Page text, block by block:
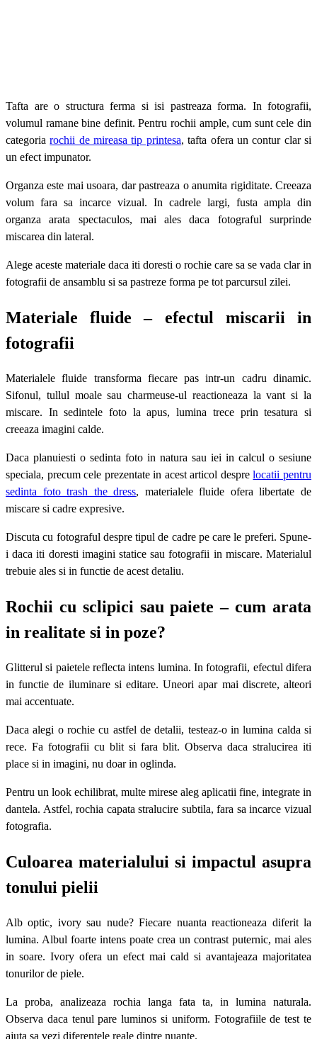
Tafta are o structura ferma si isi pastreaza forma. In fotografii,
volumul ramane bine definit. Pentru rochii ample, cum sunt cele din
categoriarochii de mireasa tip printesa, tafta ofera un contur clar si
un efect impunator.
Organza este mai usoara, dar pastreaza o anumita rigiditate. Creeaza
volum fara sa incarce vizual. In cadrele largi, fusta ampla din
organza arata spectaculos, mai ales daca fotograful surprinde
miscarea din lateral.
Alege aceste materiale daca iti doresti o rochie care sa se vada clar in
fotografii de ansamblu si sa pastreze forma pe tot parcursul zilei.
Materiale fluide – efectul miscarii in
fotografii
Materialele fluide transforma fiecare pas intr-un cadru dinamic.
Sifonul, tullul moale sau charmeuse-ul reactioneaza la vant si la
miscare. In sedintele foto la apus, lumina trece prin tesatura si
creeaza imagini calde.
Daca planuiesti o sedinta foto in natura sau iei in calcul o sesiune
speciala, precum cele prezentate in acest articol desprelocatii pentru
sedinta foto trash the dress, materialele fluide ofera libertate de
miscare si cadre expresive.
Discuta cu fotograful despre tipul de cadre pe care le preferi. Spune-
i daca iti doresti imagini statice sau fotografii in miscare. Materialul
trebuie ales si in functie de acest detaliu.
Rochii cu sclipici sau paiete – cum arata
in realitate si in poze?
Glitterul si paietele reflecta intens lumina. In fotografii, efectul difera
in functie de iluminare si editare. Uneori apar mai discrete, alteori
mai accentuate.
Daca alegi o rochie cu astfel de detalii, testeaz-o in lumina calda si
rece. Fa fotografii cu blit si fara blit. Observa daca stralucirea iti
place si in imagini, nu doar in oglinda.
Pentru un look echilibrat, multe mirese aleg aplicatii fine, integrate in
dantela. Astfel, rochia capata stralucire subtila, fara sa incarce vizual
fotografia.
Culoarea materialului si impactul asupra
tonului pielii
Alb optic, ivory sau nude? Fiecare nuanta reactioneaza diferit la
lumina. Albul foarte intens poate crea un contrast puternic, mai ales
in soare. Ivory ofera un efect mai cald si avantajeaza majoritatea
tonurilor de piele.
La proba, analizeaza rochia langa fata ta, in lumina naturala.
Observa daca tenul pare luminos si uniform. Fotografiile de test te
ajuta sa vezi diferentele reale dintre nuante.